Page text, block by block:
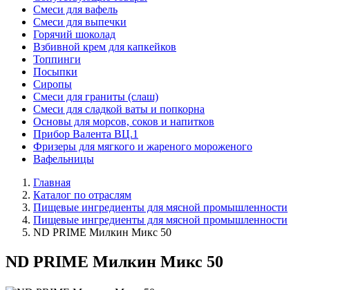
Смеси для вафель
Смеси для выпечки
Горячий шоколад
Взбивной крем для капкейков
Топпинги
Посыпки
Сиропы
Смеси для граниты (слаш)
Смеси для сладкой ваты и попкорна
Основы для морсов, соков и напитков
Прибор Валента ВЦ.1
Фризеры для мягкого и жареного мороженого
Вафельницы
Главная
Каталог по отраслям
Пищевые ингредиенты для мясной промышленности
Пищевые ингредиенты для мясной промышленности
ND PRIME Милкин Микс 50
ND PRIME Милкин Микс 50